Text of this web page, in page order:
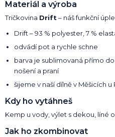
Materiál a výroba
Tričkovina Drift– náš funkční
Drift – 93 % polyester, 7 %
odvádí pot a rychle schne
barva je sublimovaná přímo
nošení a praní
šijeme v naší dílně v Měšicích u
Kdy ho vytáhneš
Kemp u vody, výlet s dekou, líné
Jak ho zkombinovat